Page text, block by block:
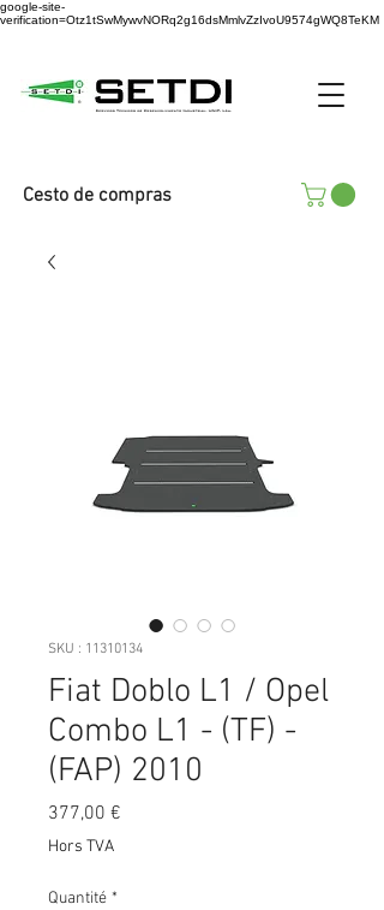
google-site-
verification=Otz1tSwMywvNORq2g16dsMmlvZzIvoU9574gWQ8TeKM
Cesto de compras
SKU : 11310134
Fiat Doblo L1 / Opel
Combo L1 - (TF) -
(FAP) 2010
377,00 €
Hors TVA
Quantité *